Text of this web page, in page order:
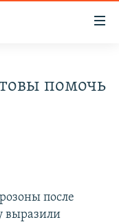
помочь
после
выразили